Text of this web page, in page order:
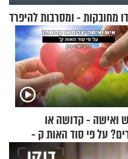
מחובקות - ומסרבות להיפרד
ואישה - קדושה או
על פי סוד האות ק -
זמיר כהן